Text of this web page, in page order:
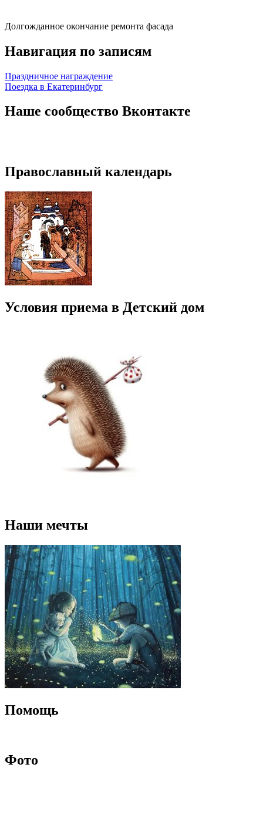
Долгожданное окончание ремонта фасада
Навигация по записям
Праздничное награждение
Поездка в Екатеринбург
Наше сообщество Вконтакте
Православный календарь
Условия приема в Детский дом
Наши мечты
Помощь
Фото